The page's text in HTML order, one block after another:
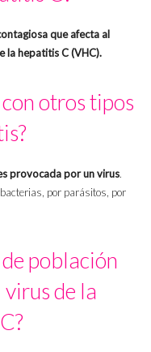
que afecta al
la hepatitis C (VHC).
otros tipos
provocada por un virus.
por parásitos, por
población
de la